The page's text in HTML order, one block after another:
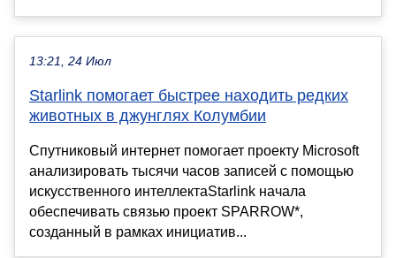
13:21, 24 Июл
Starlink помогает быстрее находить редких
животных в джунглях Колумбии
Спутниковый интернет помогает проекту Microsoft
анализировать тысячи часов записей с помощью
искусственного интеллектаStarlink начала
обеспечивать связью проект SPARROW*,
созданный в рамках инициатив...